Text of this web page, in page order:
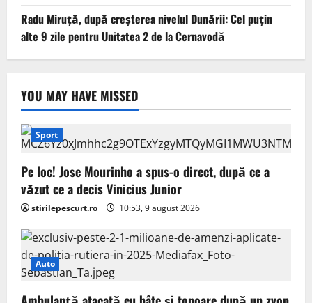
Radu Miruță, după creșterea nivelul Dunării: Cel puțin
alte 9 zile pentru Unitatea 2 de la Cernavodă
YOU MAY HAVE MISSED
Sport
Pe loc! Jose Mourinho a spus-o direct, după ce a
văzut ce a decis Vinicius Junior
stirilepescurt.ro 10:53, 9 august 2026
Auto